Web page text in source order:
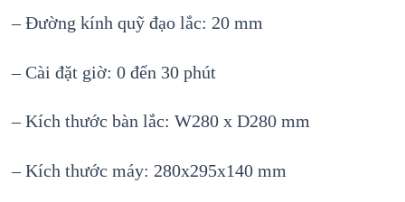
– Đường kính quỹ đạo lắc: 20 mm
– Cài đặt giờ: 0 đến 30 phút
– Kích thước bàn lắc: W280 x D280 mm
– Kích thước máy: 280x295x140 mm